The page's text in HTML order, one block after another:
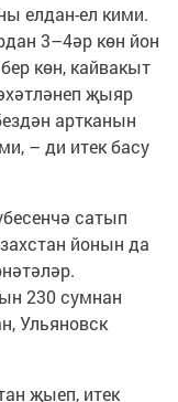
елдан-ел кими.
3–4әр көн йон
көн, кайвакыт
җыяр
артканын
– ди итек басу
сатып
йонын да
230 сумнан
Ульяновск
җыеп, итек